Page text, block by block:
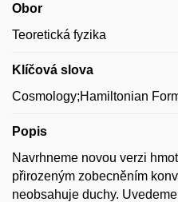
Obor
Teoretická fyzika
Klíčová slova
Cosmology;Hamiltonian
Popis
Navrhneme novou verzi
přirozeným zobecněním
neobsahuje duchy.